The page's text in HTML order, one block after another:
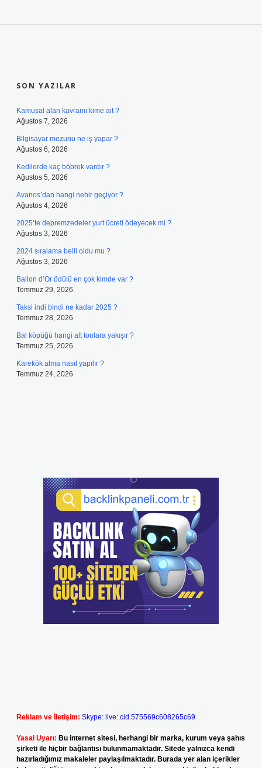
SON YAZILAR
Kamusal alan kavramı kime ait ?
Ağustos 7, 2026
Bilgisayar mezunu ne iş yapar ?
Ağustos 6, 2026
Kedilerde kaç böbrek vardır ?
Ağustos 5, 2026
Avanos’dan hangi nehir geçiyor ?
Ağustos 4, 2026
2025’te depremzedeler yurt ücreti ödeyecek mi ?
Ağustos 3, 2026
2024 sıralama belli oldu mu ?
Ağustos 3, 2026
Ballon d’Or ödülü en çok kimde var ?
Temmuz 29, 2026
Taksi indi bindi ne kadar 2025 ?
Temmuz 28, 2026
Bal köpüğü hangi alt tonlara yakışır ?
Temmuz 25, 2026
Karekök alma nasıl yapılır ?
Temmuz 24, 2026
Reklam ve İletişim: Skype: live:.cid.575569c608265c69
Yasal Uyarı: Bu internet sitesi, herhangi bir marka, kurum veya şahıs
şirketi ile hiçbir bağlantısı bulunmamaktadır. Sitede yalnızca kendi
hazırladığımız makaleler paylaşılmaktadır. Burada yer alan içerikler